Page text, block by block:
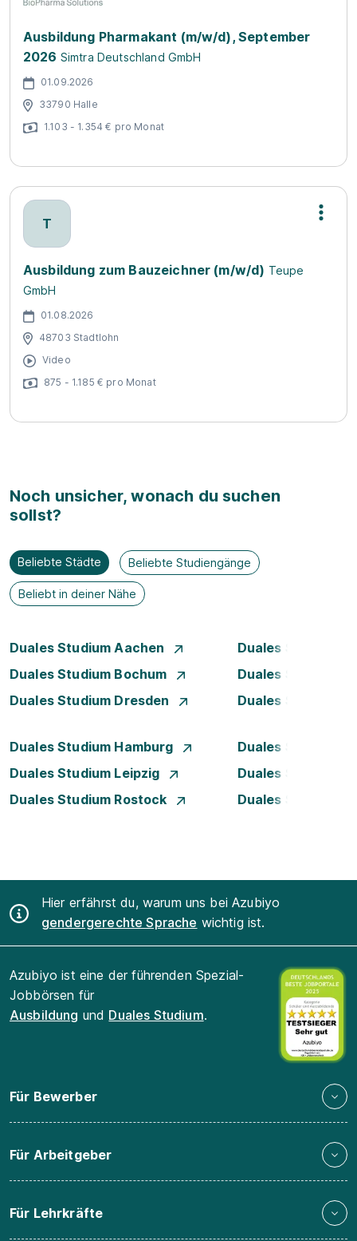
Ausbildung Pharmakant (m/w/d), September
2026 Simtra Deutschland GmbH
01.09.2026
33790 Halle
1.103 - 1.354 € pro Monat
T
Ausbildung zum Bauzeichner (m/w/d) Teupe
GmbH
01.08.2026
48703 Stadtlohn
Video
875 - 1.185 € pro Monat
Noch unsicher, wonach du suchen
sollst?
Beliebte Städte Beliebte Studiengänge
Beliebt in deiner Nähe
Duales Studium Aachen
Duales Studium
Duales Studium Bochum
Duales Studium
Duales Studium Dresden
Duales Studium
Duales Studium Hamburg
Duales Studium
Duales Studium Leipzig
Duales Studium
Duales Studium Rostock
Duales Studium
Hier erfährst du, warum uns bei Azubiyo
gendergerechte Sprache wichtig ist.
Azubiyo ist eine der führenden Spezial-
Jobbörsen für
Ausbildung und Duales Studium.
Für Bewerber
Für Arbeitgeber
Für Lehrkräfte